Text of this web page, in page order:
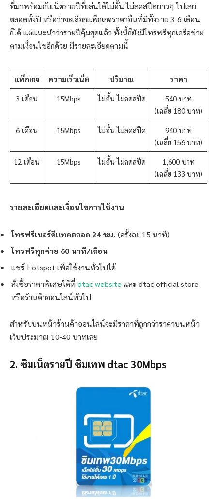
ที่มาพร้อมกับเน็ตรายปีที่เล่นได้ไม่อั้น ไม่ลดสปีดยาวๆ ไปเลย
ตลอดทั้งปี หรือว่าจะเลือกแพ็กเกจราคาอื่นที่มีทั้งราย 3-6 เดือน
ก็ได้ แต่แนะนำว่ารายปีคุ้มสุดแล้ว ทั้งนี้ก็ยังมีโทรฟรีทุกเครือข่าย
ตามเงื่อนไขอีกด้วย มีรายละเอียดตามนี้
แพ็กเกจ ความเร็วเน็ต ปริมาณ ราคา
3 เดือน 15Mbps ไม่อั้น ไม่ลดสปีด
540 บาท
(เฉลี่ย 180 บาท)
6 เดือน 15Mbps ไม่อั้น ไม่ลดสปีด
940 บาท
(เฉลี่ย 156 บาท)
12 เดือน 15Mbps ไม่อั้น ไม่ลดสปีด
1,600 บาท
(เฉลี่ย 133 บาท)
รายละเอียดและเงื่อนไขการใช้งาน
โทรฟรีเบอร์ดีแทคตลอด 24 ชม. (ครั้งละ 15 นาที)
โทรฟรีทุกค่าย 60 นาที/เดือน
แชร์ Hotspot เพื่อใช้งานทั่วไปได้
สั่งซื้อราคาพิเศษได้ที่ dtac website และ dtac official store
หรือร้านค้าออนไลน์ทั่วไป
สำหรับบนหน้าร้านค้าออนไลน์จะมีราคาที่ถูกกว่าราคาบนหน้า
เว็บประมาณ 10-40 บาทเลย
2. ซิมเน็ตรายปี ซิมเทพ dtac 30Mbps